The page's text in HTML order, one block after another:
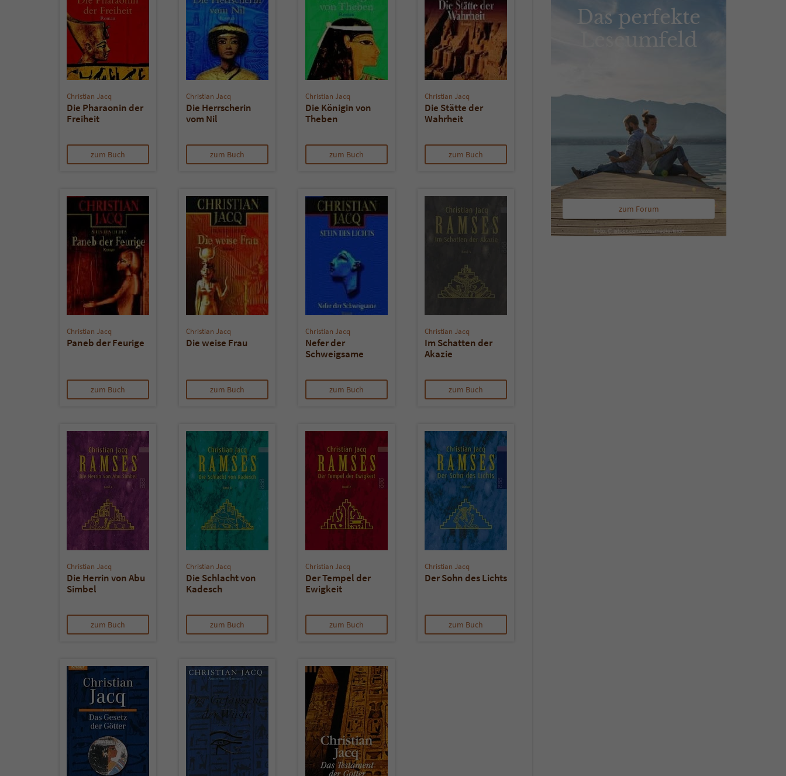
Christian Jacq
Die Pharaonin der
Freiheit
zum Buch
Christian Jacq
Die Herrscherin
vom Nil
zum Buch
Christian Jacq
Die Königin von
Theben
zum Buch
Christian Jacq
Die Stätte der
Wahrheit
zum Buch
Christian Jacq
Paneb der Feurige
zum Buch
Christian Jacq
Die weise Frau
zum Buch
Christian Jacq
Nefer der
Schweigsame
zum Buch
Christian Jacq
Im Schatten der
Akazie
zum Buch
Christian Jacq
Die Herrin von Abu
Simbel
zum Buch
Christian Jacq
Die Schlacht von
Kadesch
zum Buch
Christian Jacq
Der Tempel der
Ewigkeit
zum Buch
Christian Jacq
Der Sohn des Lichts
zum Buch
Das perfekte
Leseumfeld
zum Forum